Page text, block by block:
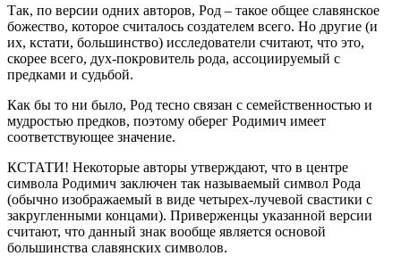
Так, по версии одних авторов, Род – такое общее славянское
божество, которое считалось создателем всего. Но другие (и
их, кстати, большинство) исследователи считают, что это,
скорее всего, дух-покровитель рода, ассоциируемый с
предками и судьбой.
Как бы то ни было, Род тесно связан с семейственностью и
мудростью предков, поэтому оберег Родимич имеет
соответствующее значение.
КСТАТИ! Некоторые авторы утверждают, что в центре
символа Родимич заключен так называемый символ Рода
(обычно изображаемый в виде четырех-лучевой свастики с
закругленными концами). Приверженцы указанной версии
считают, что данный знак вообще является основой
большинства славянских символов.